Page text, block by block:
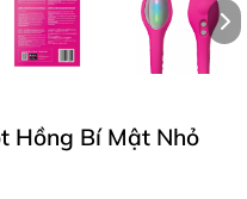
Hồng Bí Mật Nhỏ